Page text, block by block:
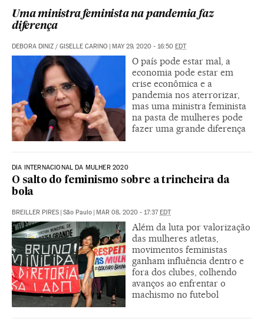
Uma ministra feminista na pandemia faz
diferença
DEBORA DINIZ / GISELLE CARINO | MAY 29, 2020 - 16:50 EDT
O país pode estar mal, a
economia pode estar em
crise econômica e a
pandemia nos aterrorizar,
mas uma ministra feminista
na pasta de mulheres pode
fazer uma grande diferença
DIA INTERNACIONAL DA MULHER 2020
O salto do feminismo sobre a trincheira da
bola
BREILLER PIRES | São Paulo | MAR 08, 2020 - 17:37EDT
Além da luta por valorização
das mulheres atletas,
movimentos feministas
ganham influência dentro e
fora dos clubes, colhendo
avanços ao enfrentar o
machismo no futebol